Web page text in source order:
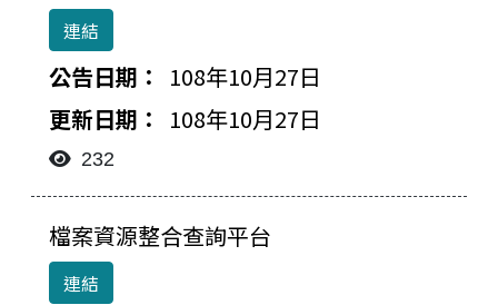
連結
108年10月27日
108年10月27日
232
檔案資源整合查詢平台
連結